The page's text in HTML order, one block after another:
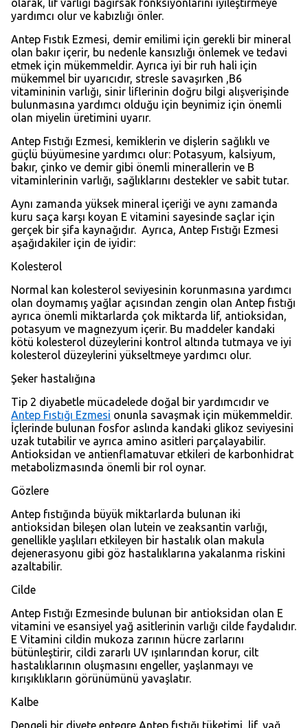
olarak, lif varlığı bağırsak fonksiyonlarını iyileştirmeye
yardımcı olur ve kabızlığı önler.
Antep Fıstık Ezmesi, demir emilimi için gerekli bir mineral
olan bakır içerir, bu nedenle kansızlığı önlemek ve tedavi
etmek için mükemmeldir. Ayrıca iyi bir ruh hali için
mükemmel bir uyarıcıdır, stresle savaşırken ,B6
vitamininin varlığı, sinir liflerinin doğru bilgi alışverişinde
bulunmasına yardımcı olduğu için beynimiz için önemli
olan miyelin üretimini uyarır.
Antep Fıstığı Ezmesi, kemiklerin ve dişlerin sağlıklı ve
güçlü büyümesine yardımcı olur: Potasyum, kalsiyum,
bakır, çinko ve demir gibi önemli minerallerin ve B
vitaminlerinin varlığı, sağlıklarını destekler ve sabit tutar.
Aynı zamanda yüksek mineral içeriği ve aynı zamanda
kuru saça karşı koyan E vitamini sayesinde saçlar için
gerçek bir şifa kaynağıdır. Ayrıca, Antep Fıstığı Ezmesi
aşağıdakiler için de iyidir:
Kolesterol
Normal kan kolesterol seviyesinin korunmasına yardımcı
olan doymamış yağlar açısından zengin olan Antep fıstığı
ayrıca önemli miktarlarda çok miktarda lif, antioksidan,
potasyum ve magnezyum içerir. Bu maddeler kandaki
kötü kolesterol düzeylerini kontrol altında tutmaya ve iyi
kolesterol düzeylerini yükseltmeye yardımcı olur.
Şeker hastalığına
Tip 2 diyabetle mücadelede doğal bir yardımcıdır ve
Antep Fıstığı Ezmesi onunla savaşmak için mükemmeldir.
İçlerinde bulunan fosfor aslında kandaki glikoz seviyesini
uzak tutabilir ve ayrıca amino asitleri parçalayabilir.
Antioksidan ve antienflamatuvar etkileri de karbonhidrat
metabolizmasında önemli bir rol oynar.
Gözlere
Antep fıstığında büyük miktarlarda bulunan iki
antioksidan bileşen olan lutein ve zeaksantin varlığı,
genellikle yaşlıları etkileyen bir hastalık olan makula
dejenerasyonu gibi göz hastalıklarına yakalanma riskini
azaltabilir.
Cilde
Antep Fıstığı Ezmesinde bulunan bir antioksidan olan E
vitamini ve esansiyel yağ asitlerinin varlığı cilde faydalıdır.
E Vitamini cildin mukoza zarının hücre zarlarını
bütünleştirir, cildi zararlı UV ışınlarından korur, cilt
hastalıklarının oluşmasını engeller, yaşlanmayı ve
kırışıklıkların görünümünü yavaşlatır.
Kalbe
Dengeli bir diyete entegre Antep fıstığı tüketimi, lif, yağ